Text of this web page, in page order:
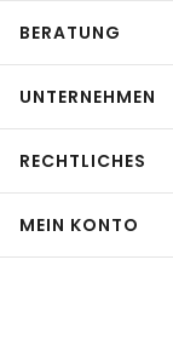
BERATUNG
UNTERNEHMEN
RECHTLICHES
MEIN KONTO